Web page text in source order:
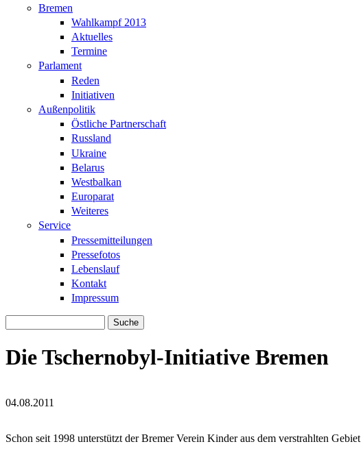
Bremen
Wahlkampf 2013
Aktuelles
Termine
Parlament
Reden
Initiativen
Außenpolitik
Östliche Partnerschaft
Russland
Ukraine
Belarus
Westbalkan
Europarat
Weiteres
Service
Pressemitteilungen
Pressefotos
Lebenslauf
Kontakt
Impressum
Die Tschernobyl-Initiative Bremen
Tschernobyl-Ini.jpg
04.08.2011
Tschernobyl-Ini.jpg
Schon seit 1998 unterstützt der Bremer Verein Kinder aus dem verstrahlten